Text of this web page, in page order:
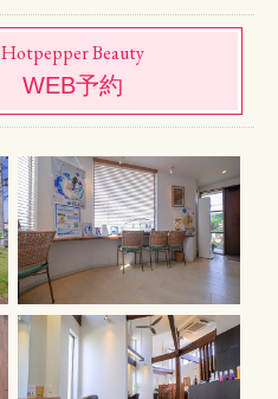
Hotpepper Beauty
WEB予約